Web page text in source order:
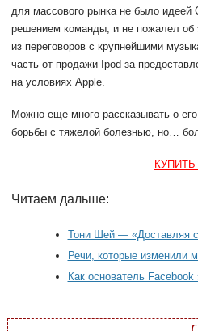
для массового рынка не было идеей
решением команды, и не пожалел
из переговоров с крупнейшими
часть от продажи Ipod за
на условиях Apple.
Можно еще много рассказывать о
борьбы с тяжелой болезнью, но…
КУПИТЬ
Читаем дальше:
Тони Шей — «Доставляя
Речи, которые изменили
Как основатель